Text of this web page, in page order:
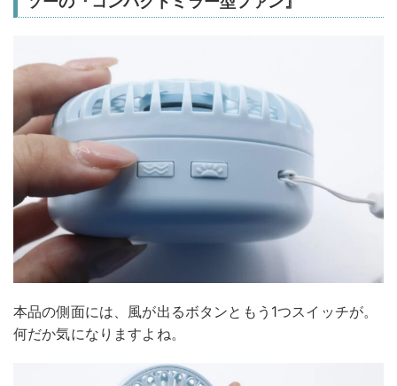
本品の側面には、風が出るボタンともう1つスイッチが。
何だか気になりますよね。